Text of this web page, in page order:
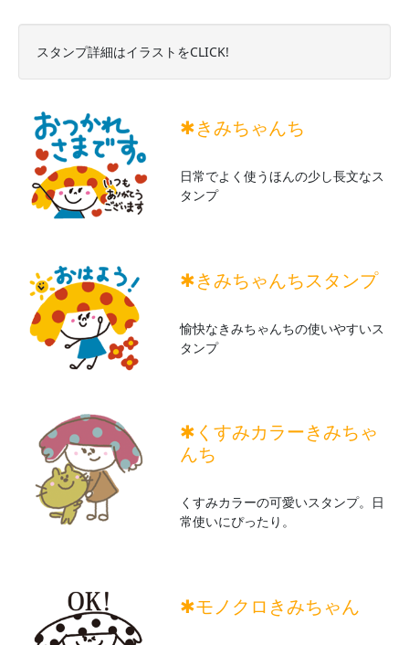
スタンプ詳細はイラストをCLICK!
✱きみちゃんち
日常でよく使うほんの少し長文なス
タンプ
✱きみちゃんちスタンプ
愉快なきみちゃんちの使いやすいス
タンプ
✱くすみカラーきみちゃ
んち
くすみカラーの可愛いスタンプ。日
常使いにぴったり。
✱モノクロきみちゃん